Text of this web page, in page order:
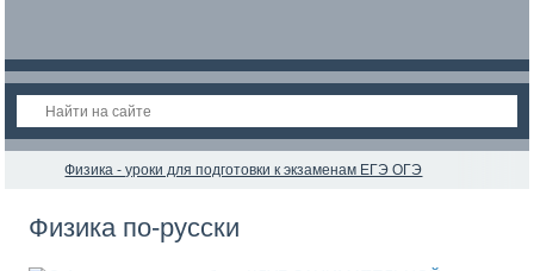
Физика - уроки для подготовки к экзаменам ЕГЭ ОГЭ
Физика по-русски